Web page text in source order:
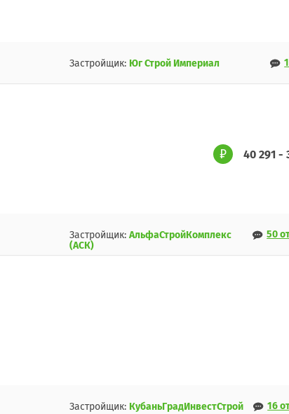
Застройщик: Юг Строй Империал
40 291 -
Застройщик:АльфаСтройКомплекс
(АСК)
50
Застройщик: КубаньГрадИнвестСтрой 16